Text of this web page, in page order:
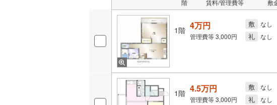
階 賃料/管理費等 敷
1階 4万円
管理費等3,000円
敷 なし
礼 なし
1階 4.5万円
管理費等3,000円
敷 なし
礼 なし